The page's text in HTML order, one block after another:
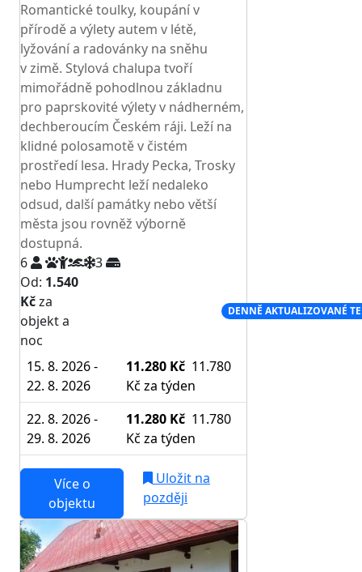
Romantické toulky, koupání v
přírodě a výlety autem v létě,
lyžování a radovánky na sněhu
v zimě. Stylová chalupa tvoří
mimořádně pohodlnou základnu
pro paprskovité výlety v nádherném,
dechberoucím Českém ráji. Leží na
klidné polosamotě v čistém
prostředí lesa. Hrady Pecka, Trosky
nebo Humprecht leží nedaleko
odsud, další památky nebo větší
města jsou rovněž výborně
dostupná.
6
3
Od: 1.540
Kčza
objekt a
noc
DENNĚ AKTUALIZOVANÉ
15. 8. 2026 -
22. 8. 2026
11.280 Kč 11.780
Kč za týden
22. 8. 2026 -
29. 8. 2026
11.280 Kč 11.780
Kč za týden
Více o
objektu
Uložit na
později